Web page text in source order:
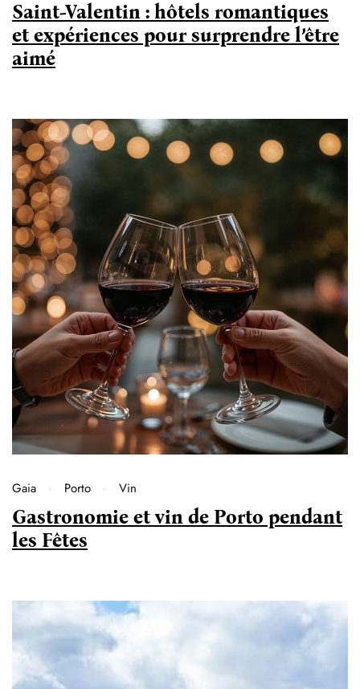
Saint-Valentin : hôtels romantiques
et expériences pour surprendre l’être
aimé
Gaia Porto Vin
Gastronomie et vin de Porto pendant
les Fêtes